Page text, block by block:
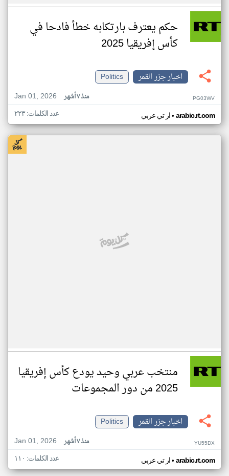
حكم يعترف بارتكابه خطأ فادحا في
كأس إفريقيا 2025
اخبار جزر القمر
Politics
Jan 01, 2026
منذ ٧ أشهر PG03WV
ار تي عربي• arabic.rt.com عدد الكلمات: ٢٢٣
منتخب عربي وحيد يودع كأس إفريقيا
2025 من دور المجموعات
اخبار جزر القمر
Politics
Jan 01, 2026
منذ ٧ أشهر YU55DX
ار تي عربي• arabic.rt.com عدد الكلمات: ١١٠